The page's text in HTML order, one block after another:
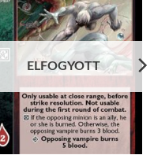
Add to
wishlist
ELFOGYOTT